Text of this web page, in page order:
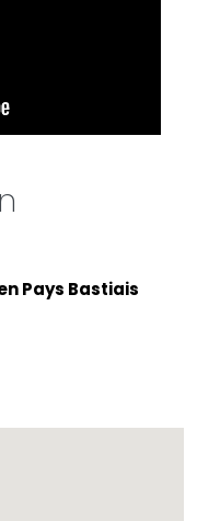
Pays Bastiais